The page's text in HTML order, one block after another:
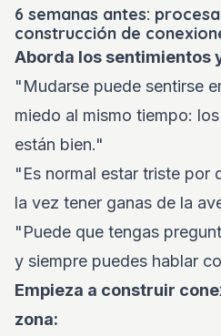
6 semanas antes:
construcción de
Aborda los sentimientos
"Mudarse puede sentirse
miedo al mismo tiempo:
están bien."
"Es normal estar triste por
la vez tener ganas de la
"Puede que tengas
y siempre puedes hablar
Empieza a construir
zona: